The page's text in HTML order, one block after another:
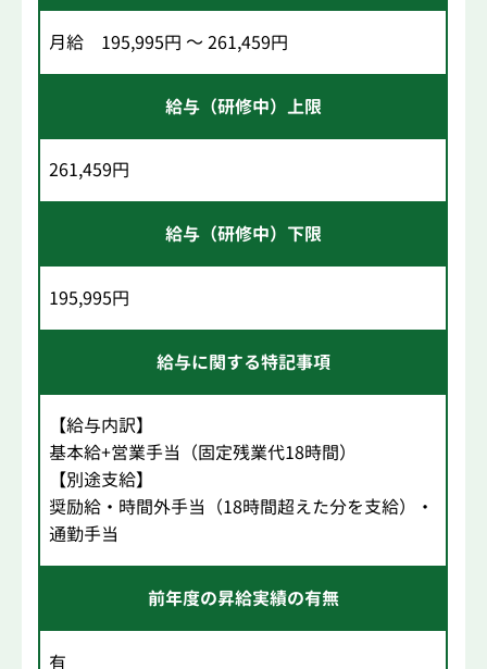
月給 195,995円 ～ 261,459円
給与（研修中）上限
261,459円
給与（研修中）下限
195,995円
給与に関する特記事項
【給与内訳】
基本給+営業手当（固定残業代18時間）
【別途支給】
奨励給・時間外手当（18時間超えた分を支給）・
通勤手当
前年度の昇給実績の有無
有